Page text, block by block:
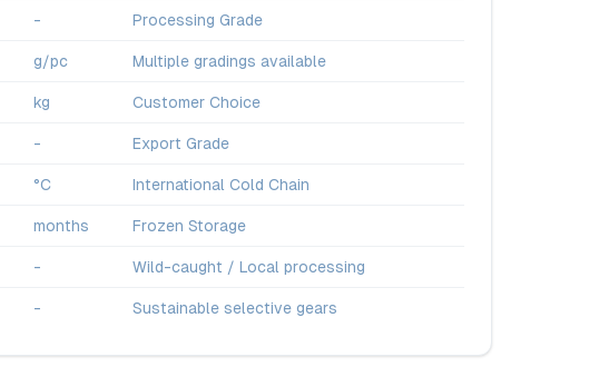
- Processing Grade
g/pc Multiple gradings available
kg Customer Choice
- Export Grade
°C International Cold Chain
months Frozen Storage
- Wild-caught / Local processing
- Sustainable selective gears